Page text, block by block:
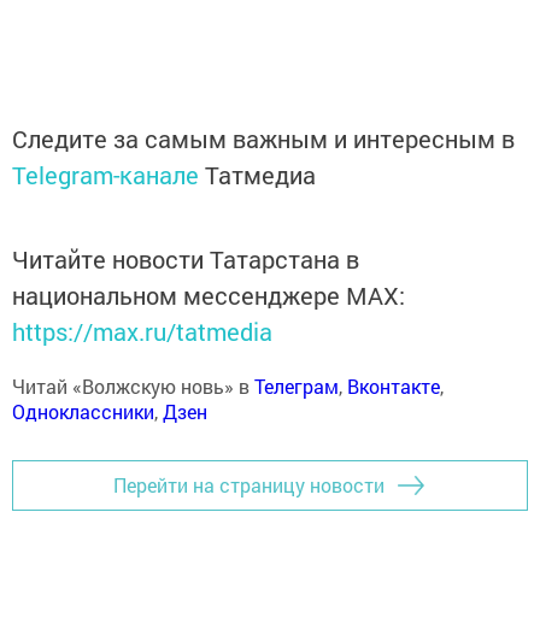
Следите за самым важным и интересным в
Telegram-канале Татмедиа
Читайте новости Татарстана в
национальном мессенджере MАХ:
https://max.ru/tatmedia
Читай «Волжскую новь» вТелеграм, Вконтакте,
Одноклассники,Дзен
Перейти на страницу новости